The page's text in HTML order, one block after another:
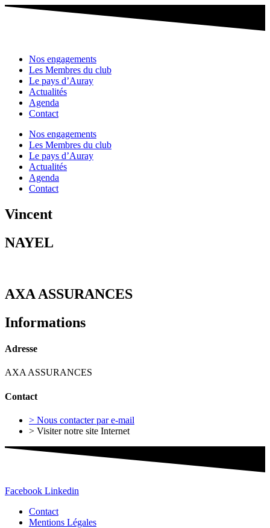
Nos engagements
Les Membres du club
Le pays d’Auray
Actualités
Agenda
Contact
Nos engagements
Les Membres du club
Le pays d’Auray
Actualités
Agenda
Contact
Vincent
NAYEL
AXA ASSURANCES
Informations
Adresse
AXA ASSURANCES
Contact
> Nous contacter par e-mail
> Visiter notre site Internet
Facebook Linkedin
Contact
Mentions Légales